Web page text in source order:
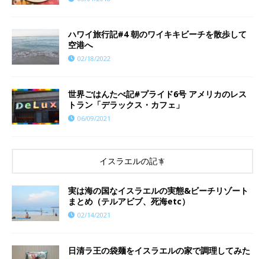
ハワイ旅行記#4 朝のワイキキビーチを散歩して
空港へ
02/18/2022
世界ごはんたべ記#プライド6号 アメリカのレス
トラン「デラックス・カフェ」
06/09/2021
イスラエルの記事
実は海の国なイスラエルの実態&ビーチリゾート
まとめ（テルアビブ、死海etc）
02/14/2021
日清ラ王の袋麺をイスラエルの家で調理してみた